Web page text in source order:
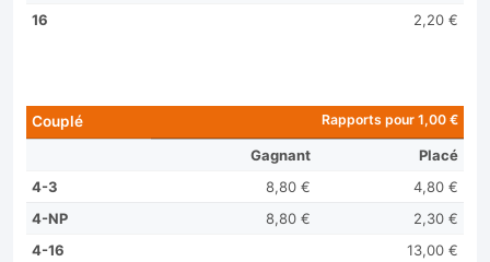
16
2,20 €
Couplé Rapports pour 1,00 €
Gagnant
Placé
4-3
8,80 €
4,80 €
4-NP
8,80 €
2,30 €
4-16
13,00 €